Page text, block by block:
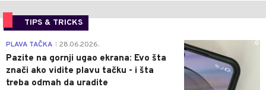
TIPS & TRICKS
0
PLAVA TAČKA 28.06.2026.
Pazite na gornji ugao ekrana: Evo šta
znači ako vidite plavu tačku - i šta
treba odmah da uradite